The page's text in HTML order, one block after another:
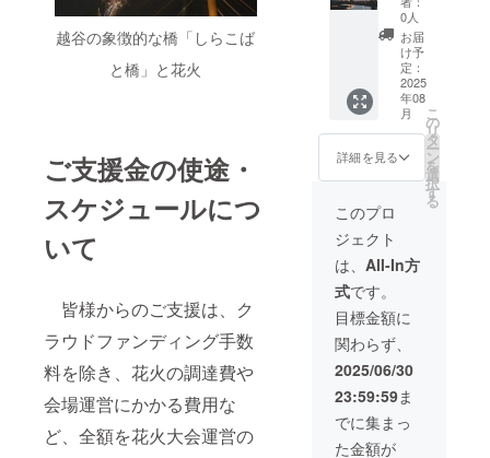
越谷の象徴的な橋「しらこば
と橋」と花火
ご支援金の使途・
スケジュールにつ
いて
皆様からのご支援は、ク
ラウドファンディング手数
料を除き、花火の調達費や
会場運営にかかる費用な
ど、全額を花火大会運営の
とは異
なり、
寄附金
の税額
控除は
ありま
せんの
で、ご
ださ
い。
名前の
掲載を
させて
いただ
きま
す。 ・
掲載期
間：令
和7年7
～令和7
年10月
での
３ヵ月
間 ・掲
載方
法：文
字のみ
・注意
事項：
時、必
ず備考
欄に掲
ウド
ファン
ディン
グ（ふ
るさと
納税）
とは異
なり、
寄附金
ありま
せんの
で、ご
留意く
ださ
い。
ンは、
花火大
会当
日、夜
空を彩
る花火
玉の打
ち上げ
費用を
サポー
トいた
だくも
ので
す。熟
練の花
火師が
丁寧に
打ち上
げ、皆
様の願
いや想
いを込
めた一
発が、
感動の
瞬間を
0人
お届
け予
定：
2025
年08
月
詳細を見る
こ
の
リ
タ
ー
ン
を
選
択
す
る
このプロ
ジェクト
は、 All-In方
式です。
目標金額に
関わらず、
2025/06/30
23:59:59ま
でに集まっ
た金額が